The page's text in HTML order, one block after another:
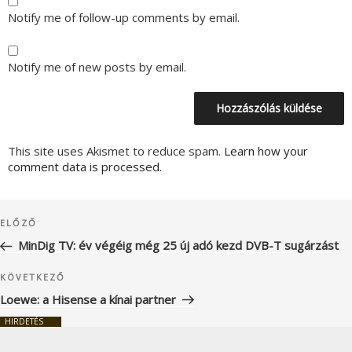
Notify me of follow-up comments by email.
Notify me of new posts by email.
This site uses Akismet to reduce spam. Learn how your
comment data is processed.
navigáció
Korábbi
bejegyzés
ELŐZŐ
MinDig TV: év végéig még 25 új adó kezd DVB-T sugárzást
Következő
bejegyzés
KÖVETKEZŐ
Loewe: a Hisense a kínai partner
HIRDETÉS